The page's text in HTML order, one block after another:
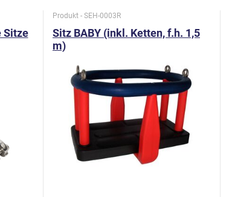
Sitze
Produkt - SEH-0003R
Sitz BABY (inkl. Ketten, f.h. 1,5
m)